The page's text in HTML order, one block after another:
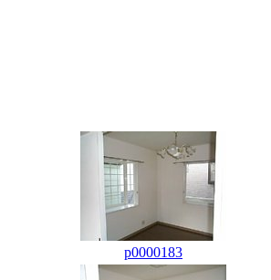
p0000183